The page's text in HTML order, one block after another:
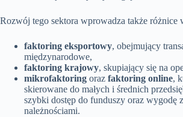
Rozwój tego sektora wprowadza także różnice
faktoring eksportowy, obejmujący
międzynarodowe,
faktoring krajowy, skupiający się na
mikrofaktoring oraz faktoring online,
skierowane do małych i średnich
szybki dostęp do funduszy oraz wygodę
należnościami.